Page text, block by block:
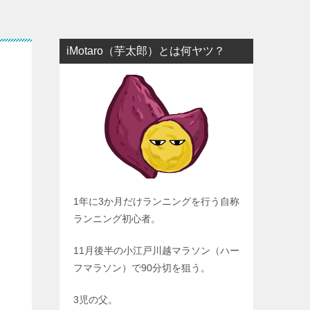
iMotaro（芋太郎）とは何ヤツ？
1年に3か月だけランニングを行う自称
ランニング初心者。
11月後半の小江戸川越マラソン（ハー
フマラソン）で90分切を狙う。
3児の父。